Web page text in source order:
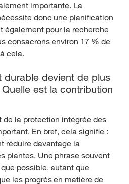
importante. La
donc une planification
également pour la recherche
consacrons environ 17 % de
cela.
durable devient de plus
est la contribution
de la protection intégrée des
En bref, cela signifie :
réduire davantage la
plantes. Une phrase souvent
possible, autant que
les progrès en matière de